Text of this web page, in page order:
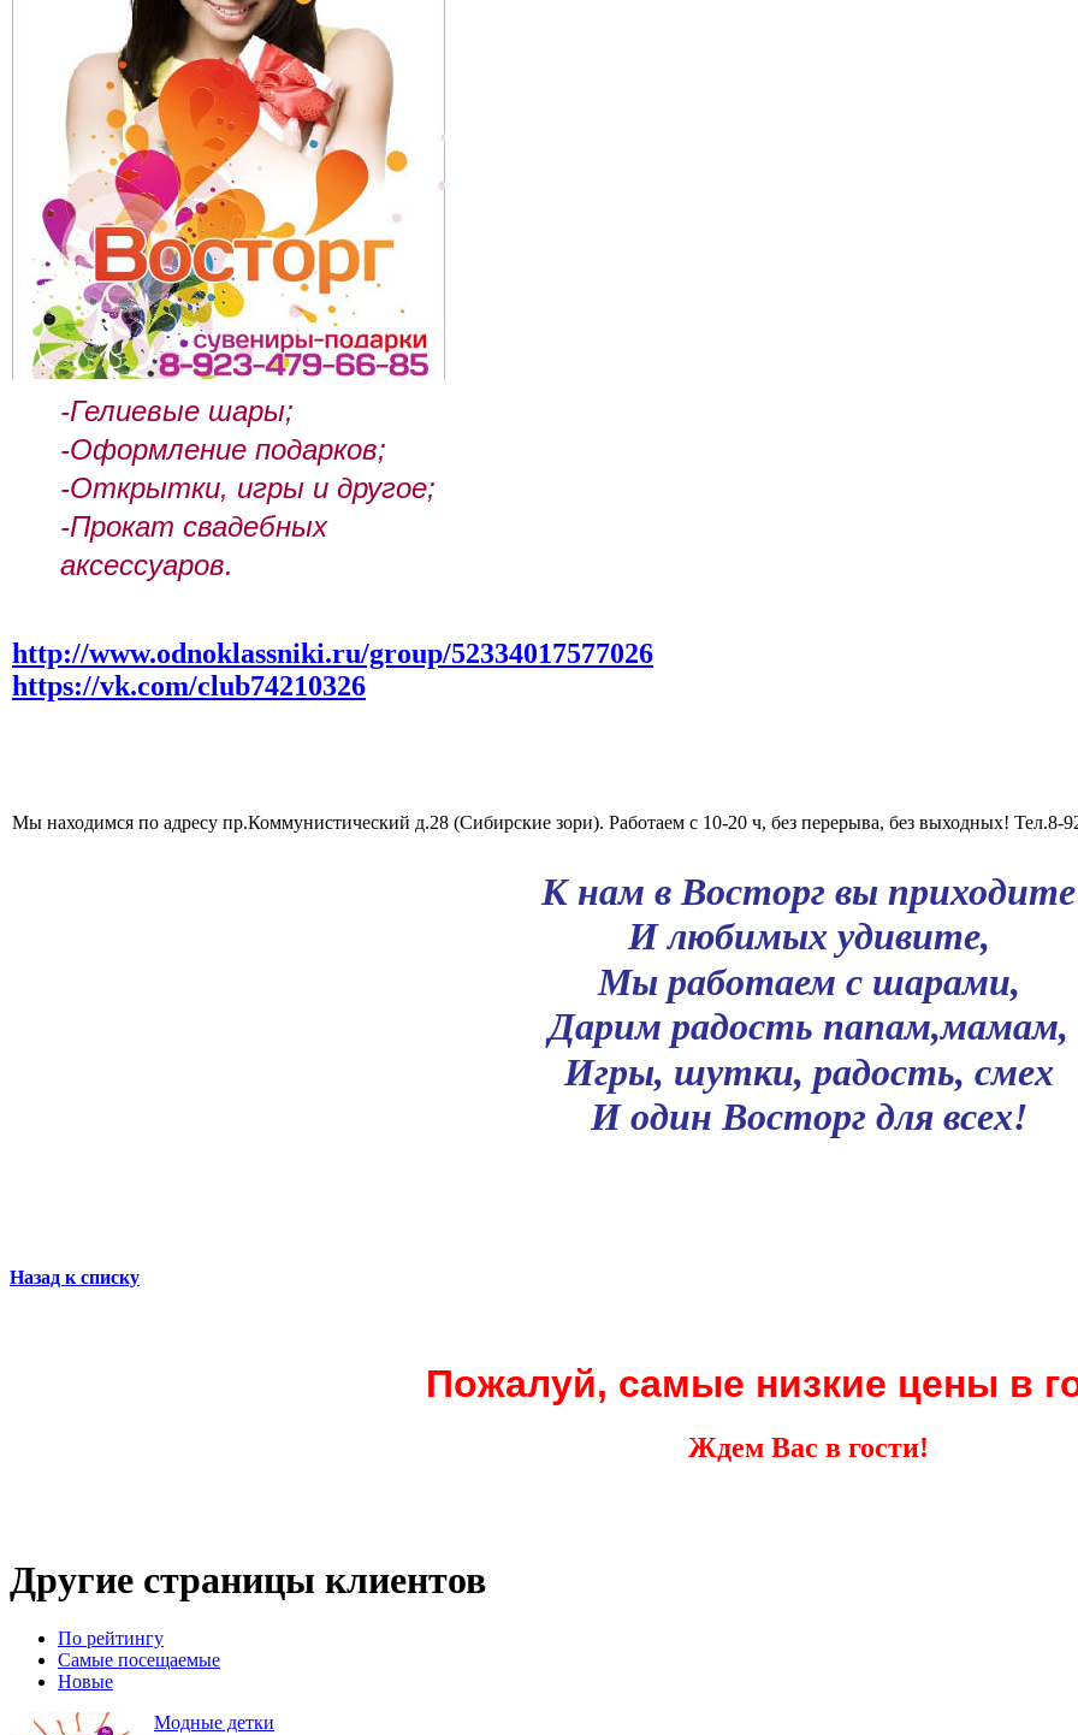
-Гелиевые шары;
-Оформление подарков;
-Открытки, игры и другое;
-Прокат свадебных
аксессуаров.
http://www.odnoklassniki.ru/group/52334017577026
https://vk.com/club74210326
Мы находимся по адресу пр.Коммунистический д.28 (Сибирские зори). Работаем с 10-20 ч, без перерыва, без выходных! Тел.8-
К нам в Восторг вы приходите
И любимых удивите,
Мы работаем с шарами,
Дарим радость папам,мамам,
Игры, шутки, радость, смех
И один Восторг для всех!
Назад к списку
Пожалуй, самые низкие цены в
Ждем Вас в гости!
Другие страницы клиентов
По рейтингу
Самые посещаемые
Новые
Модные детки